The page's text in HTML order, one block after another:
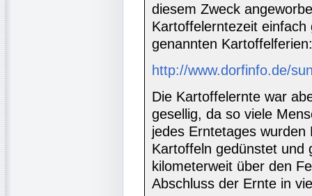
diesem Zweck
Kartoffelerntezeit
genannten Kartoffelferien:
http://www.dorfinfo.de/
Die Kartoffelernte war
gesellig, da so viele
jedes Erntetages
Kartoffeln gedünstet und
kilometerweit über den
Abschluss der Ernte in